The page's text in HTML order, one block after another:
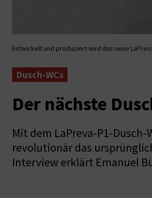
Entwickelt und produziert wird das neue
Dusch-WCs
Der nächste
Mit dem LaPreva-P1-
revolutionär das
Interview erklärt Emanuel